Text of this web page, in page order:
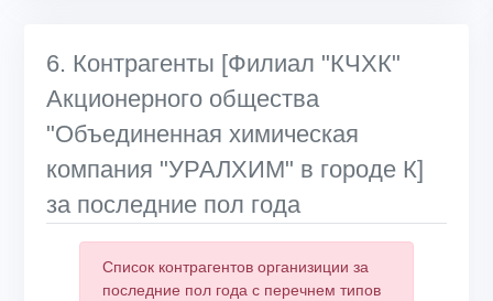
6. Контрагенты [Филиал "КЧХК"
Акционерного общества
"Объединенная химическая
компания "УРАЛХИМ" в городе К]
за последние пол года
Список контрагентов организиции за
последние пол года с перечнем типов